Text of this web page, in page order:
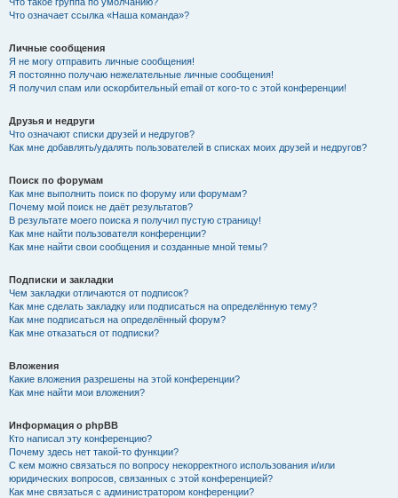
Что означает ссылка «Наша команда»?
Личные сообщения
Я не могу отправить личные сообщения!
Я постоянно получаю нежелательные личные сообщения!
Я получил спам или оскорбительный email от кого-то с этой конференции!
Друзья и недруги
Что означают списки друзей и недругов?
Как мне добавлять/удалять пользователей в списках моих друзей и недругов?
Поиск по форумам
Как мне выполнить поиск по форуму или форумам?
Почему мой поиск не даёт результатов?
В результате моего поиска я получил пустую страницу!
Как мне найти пользователя конференции?
Как мне найти свои сообщения и созданные мной темы?
Подписки и закладки
Чем закладки отличаются от подписок?
Как мне сделать закладку или подписаться на определённую тему?
Как мне подписаться на определённый форум?
Как мне отказаться от подписки?
Вложения
Какие вложения разрешены на этой конференции?
Как мне найти мои вложения?
Информация о phpBB
Кто написал эту конференцию?
Почему здесь нет такой-то функции?
С кем можно связаться по вопросу некорректного использования и/или
юридических вопросов, связанных с этой конференцией?
Как мне связаться с администратором конференции?